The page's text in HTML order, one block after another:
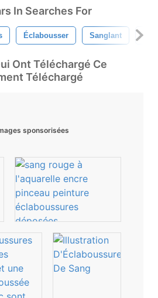
In Searches For
Éclabousser Sanglant
Ont Téléchargé Ce
Téléchargé
sponsorisées